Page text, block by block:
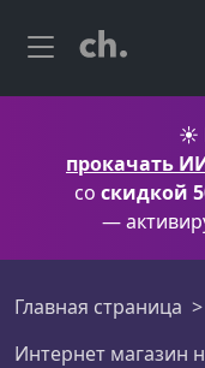
☀️
прокачать
со скидкой
—
Главная страница
Интернет магазин